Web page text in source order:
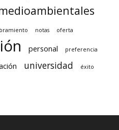
notas oferta
personal preferencia
universidad éxito